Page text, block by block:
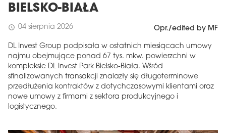
BIELSKO-BIAŁA
schedule 04 sierpnia 2026 Opr./edited by MF
DL Invest Group podpisała w ostatnich miesiącach umowy
najmu obejmujące ponad 67 tys. mkw. powierzchni w
kompleksie DL Invest Park Bielsko-Biała. Wśród
sfinalizowanych transakcji znalazły się długoterminowe
przedłużenia kontraktów z dotychczasowymi klientami oraz
nowe umowy z firmami z sektora produkcyjnego i
logistycznego.